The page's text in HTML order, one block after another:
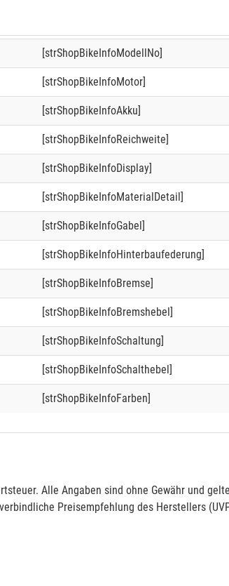
[strShopBikeInfoModellNo]
[strShopBikeInfoMotor]
[strShopBikeInfoAkku]
[strShopBikeInfoReichweite]
[strShopBikeInfoDisplay]
[strShopBikeInfoMaterialDetail]
[strShopBikeInfoGabel]
[strShopBikeInfoHinterbaufederung]
[strShopBikeInfoBremse]
[strShopBikeInfoBremshebel]
[strShopBikeInfoSchaltung]
[strShopBikeInfoSchalthebel]
[strShopBikeInfoFarben]
Alle Angaben sind ohne Gewähr und
Preisempfehlung des Herstellers